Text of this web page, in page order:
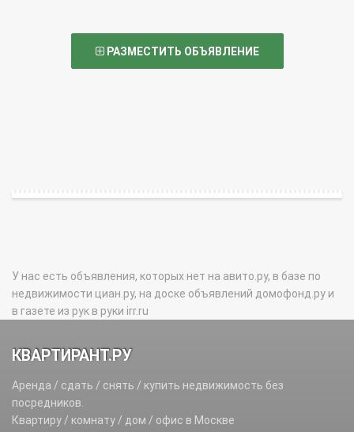
РАЗМЕСТИТЬ ОБЪЯВЛЕНИЕ
У нас есть объявления, которых нет на авито.ру, в базе по
недвижимости циан.ру, на доске объявлений домофонд.ру и
в газете из рук в руки irr.ru
КВАРТИРАНТ.РУ
Аренда / сдать / снять / купить недвижимость без
посредников.
Квартиру / комнату / дом / офис в Москве